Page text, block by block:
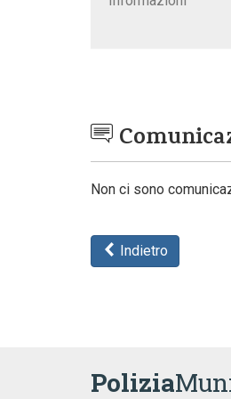
Non ci sono
Indietro
Polizia